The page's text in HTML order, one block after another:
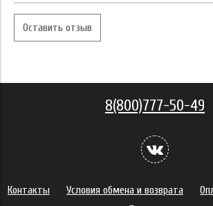
Оставить отзыв
8(800)777-50-49
Контакты Условия обмена и возврата